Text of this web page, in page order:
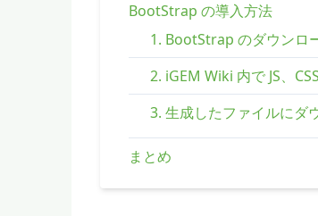
BootStrap の導入方法
1. BootStrap のダウンロ
2. iGEM Wiki 内で JS、
3. 生成したファイルにダ
まとめ